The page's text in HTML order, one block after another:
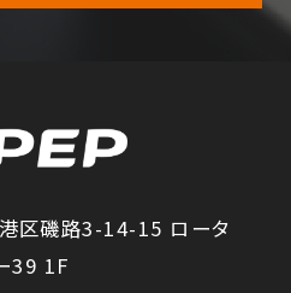
区磯路3-14-15 ロータ
39 1F